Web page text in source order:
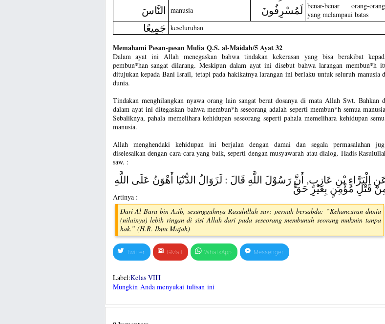
النَّاسَ manusia لَمُسْرِفُونَ benar-benar orang-orang
yang melampaui batas
جَمِيعًا keseluruhan
Memahami Pesan-pesan Mulia Q.S. al-Māidah/5 Ayat 32
Dalam ayat ini Allah menegaskan bahwa tindakan kekerasan yang bisa berakibat
pembun*han sangat dilarang. Meskipun dalam ayat ini disebut bahwa larangan membun*h
ditujukan kepada Bani Israil, tetapi pada hakikatnya larangan ini berlaku untuk seluruh manusia
dunia.
Tindakan menghilangkan nyawa orang lain sangat berat dosanya di mata Allah Swt. Bahkan
dalam ayat ini ditegaskan bahwa membun*h seseorang adalah seperti membun*h semua
Sebaliknya, pahala memelihara kehidupan seseorang seperti pahala memelihara kehidupan
manusia.
Allah menghendaki kehidupan ini berjalan dengan damai dan segala permasalahan
diselesaikan dengan cara-cara yang baik, seperti dengan musyawarah atau dialog. Hadis
saw. :
الْبَرَّاءِ بْنِ عَازِبٍ, أَنَّ رَسُوْلَ اللَّهِ قَالَ : لَزَوَالُ الدُّنْيَا أَهْوَنُ عَلَى اللَّهِ
قَتْلِ مُؤْمِنٍ بِغَيْرِ حَقٍّ
Artinya :
Dari Al Bara bin Azib, sesungguhnya Rasulullah saw. pernah bersabda: “Kehancuran dunia
(nilainya) lebih ringan di sisi Allah dari pada seseorang membunuh seorang mukmin tanpa
hak.” (H.R. Ibnu Majah)
Twitter GMail WhatsApp Messenger
Label:Kelas VIII
Mungkin Anda menyukai tulisan ini